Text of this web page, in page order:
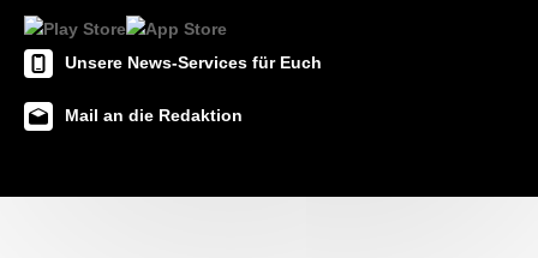
Unsere News-Services für Euch
Mail an die Redaktion